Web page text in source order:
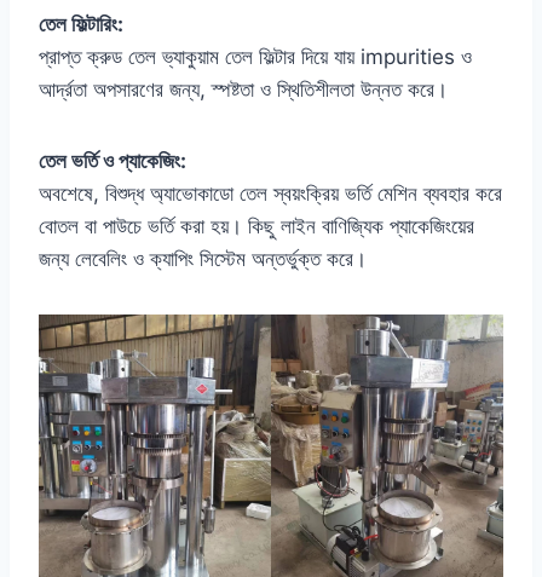
তেল ফিল্টারিং:
প্রাপ্ত ক্রুড তেল ভ্যাকুয়াম তেল ফিল্টার দিয়ে যায় impurities ও
আর্দ্রতা অপসারণের জন্য, স্পষ্টতা ও স্থিতিশীলতা উন্নত করে।
তেল ভর্তি ও প্যাকেজিং:
অবশেষে, বিশুদ্ধ অ্যাভোকাডো তেল স্বয়ংক্রিয় ভর্তি মেশিন ব্যবহার করে
বোতল বা পাউচে ভর্তি করা হয়। কিছু লাইন বাণিজ্যিক প্যাকেজিংয়ের
জন্য লেবেলিং ও ক্যাপিং সিস্টেম অন্তর্ভুক্ত করে।